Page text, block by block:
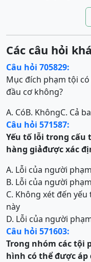
Các câu hỏi
Câu hỏi 705829:
Mục đích phạm tội
đầu cơ không?
A. CóB. KhôngC. Cả
Câu hỏi 571587:
Yếu tố lỗi trong cấu
hàng giảđược xác
A. Lỗi của người
B. Lỗi của người
C. Không xét đến
này
D. Lỗi của người
Câu hỏi 571603:
Trong nhóm các tội
hình có thể được